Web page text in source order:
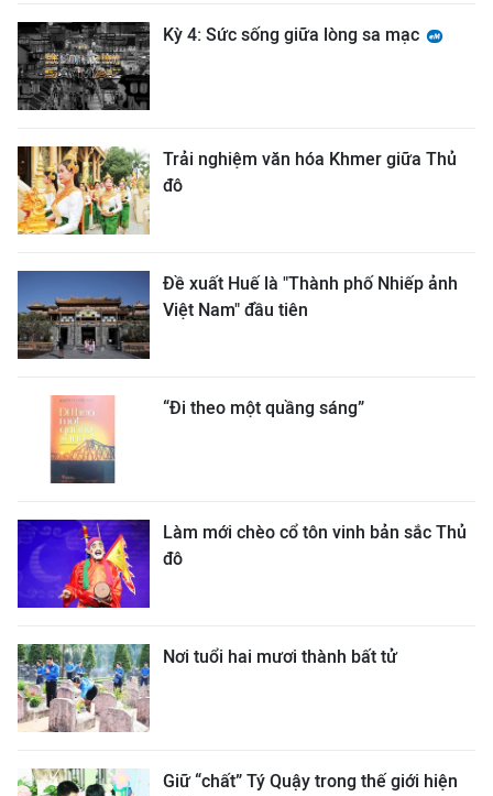
Kỳ 4: Sức sống giữa lòng sa mạc
Trải nghiệm văn hóa Khmer giữa Thủ
đô
Đề xuất Huế là "Thành phố Nhiếp ảnh
Việt Nam" đầu tiên
“Đi theo một quầng sáng”
Làm mới chèo cổ tôn vinh bản sắc Thủ
đô
Nơi tuổi hai mươi thành bất tử
Giữ “chất” Tý Quậy trong thế giới hiện